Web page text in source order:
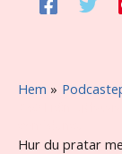
Hem
Hur du pratar